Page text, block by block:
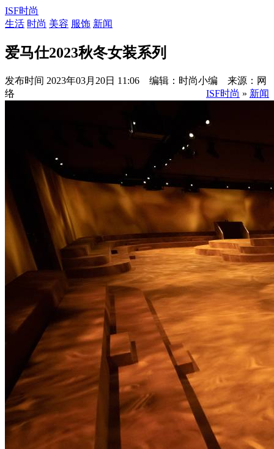
ISF时尚
生活 时尚 美容 服饰 新闻
爱马仕2023秋冬女装系列
发布时间 2023年03月20日 11:06 编辑：时尚小编 来源：网
络
ISF时尚 » 新闻